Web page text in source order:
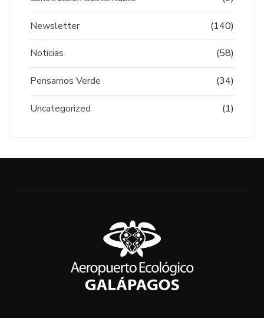
Newsletter (140)
Noticias (58)
Pensamos Verde (34)
Uncategorized (1)